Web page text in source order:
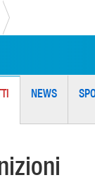
NEWS